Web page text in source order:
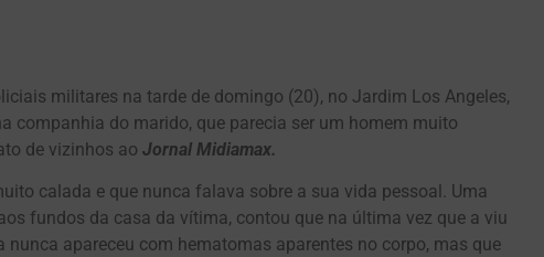
militares na tarde de domingo (20), no Jardim Los Angeles,
companhia do marido, que parecia ser um homem muito
de vizinhos ao Jornal Midiamax.
calada e que nunca falava sobre a sua vida pessoal. Uma
fundos da casa da vítima, contou que na última vez que a viu
apareceu com hematomas aparentes no corpo, mas que